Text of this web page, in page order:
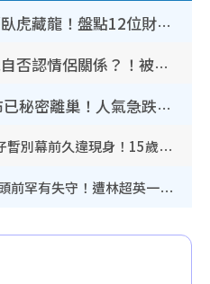
《愛回家》隱形富豪臥虎藏龍！盤點12位財氣逼人的有錢藝人：呢位靚女3億身家唔憂做
葉蒨文拍拖一周年親自否認情侶關係？！被質疑感情造假竟稱GM「普通同事」
30歲男藝人低調宣布已秘密離巢！人氣急跌變失蹤人口︰「這幾年過得並不容易」
《愛回家》童星Philip仔暫別幕前久違現身！15歲近況暴風長高蛻變帥氣少男
TVB新聞主播陳嘉欣鏡頭前罕有失守！遭林超英一句說話突襲嚇親當場大笑